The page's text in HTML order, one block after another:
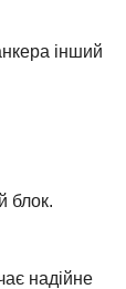
інший
блок.
надійне